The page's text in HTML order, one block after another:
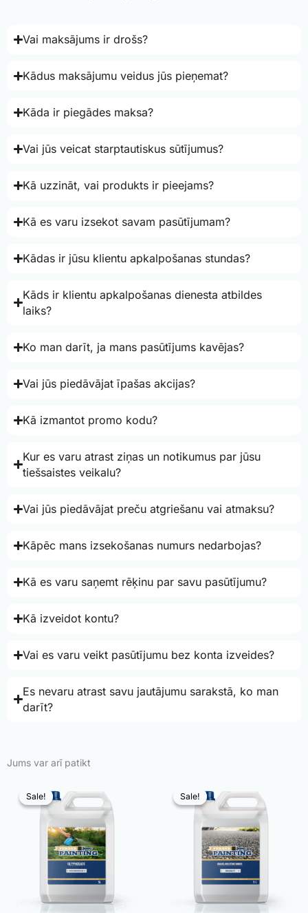
Vai maksājums ir drošs?
Kādus maksājumu veidus jūs pieņemat?
Kāda ir piegādes maksa?
Vai jūs veicat starptautiskus sūtījumus?
Kā uzzināt, vai produkts ir pieejams?
Kā es varu izsekot savam pasūtījumam?
Kādas ir jūsu klientu apkalpošanas stundas?
Kāds ir klientu apkalpošanas dienesta atbildes
laiks?
Ko man darīt, ja mans pasūtījums kavējas?
Vai jūs piedāvājat īpašas akcijas?
Kā izmantot promo kodu?
Kur es varu atrast ziņas un notikumus par jūsu
tiešsaistes veikalu?
Vai jūs piedāvājat preču atgriešanu vai atmaksu?
Kāpēc mans izsekošanas numurs nedarbojas?
Kā es varu saņemt rēķinu par savu pasūtījumu?
Kā izveidot kontu?
Vai es varu veikt pasūtījumu bez konta izveides?
Es nevaru atrast savu jautājumu sarakstā, ko man
darīt?
Jums var arī patikt
Sale!
Sale! Sale!
Sale!